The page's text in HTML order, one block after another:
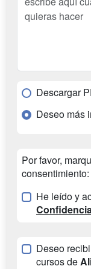
Descargar
Deseo más
Por favor,
consentimiento:
He leído y
Deseo
cursos de